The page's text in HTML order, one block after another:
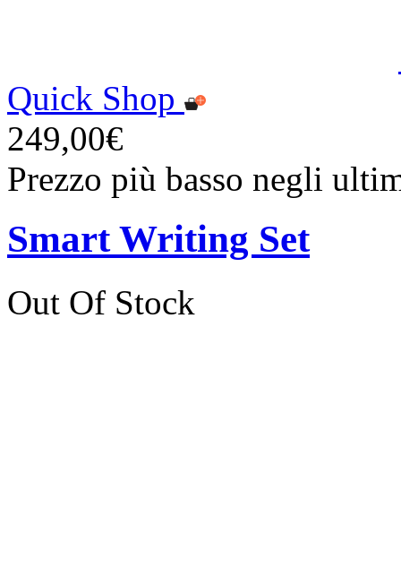
Quick Shop
249,00€
Prezzo più basso negli
Smart Writing Set
Out Of Stock